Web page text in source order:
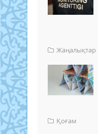
Жаңалықтар
Қоғам